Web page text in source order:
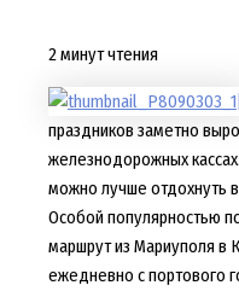
2 минут чтения
праздников заметно
железнодорожных
можно лучше отдохнуть
Особой популярностью
маршрут из Мариуполя в
ежедневно с портового